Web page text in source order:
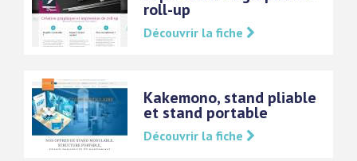
roll-up
Découvrir la fiche
Kakemono, stand pliable
et stand portable
Découvrir la fiche